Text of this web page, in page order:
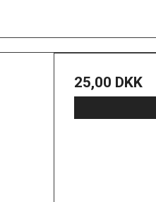
25,00 DKK